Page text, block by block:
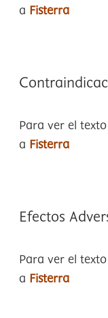
a Fisterra
Para ver el
a Fisterra
Efectos
Para ver el
a Fisterra